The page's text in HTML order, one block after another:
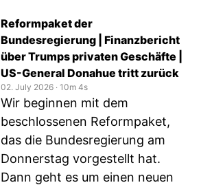
Reformpaket der
Bundesregierung | Finanzbericht
über Trumps privaten Geschäfte |
US-General Donahue tritt zurück
02. July 2026 ‧ 10m 4s
Wir beginnen mit dem
beschlossenen Reformpaket,
das die Bundesregierung am
Donnerstag vorgestellt hat.
Dann geht es um einen neuen